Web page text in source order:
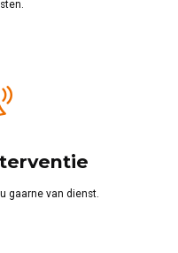
gaarne van dienst.